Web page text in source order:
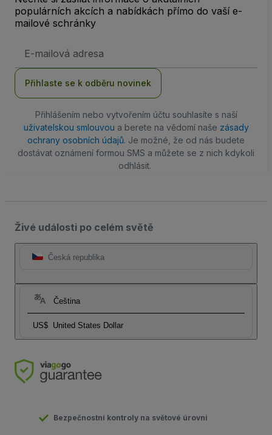
populárních akcích a nabídkách přímo do vaší e-
mailové schránky
adresa
Přihlaste se k odběru novinek
Přihlášením nebo vytvořením účtu souhlasíte s naší
uživatelskou smlouvou a berete na vědomí naše zásady
ochrany osobních údajů. Je možné, že od nás budete
dostávat oznámení formou SMS a můžete se z nich kdykoli
odhlásit.
Živé události po celém světě
Česká republika
Čeština
US$ United States Dollar
Bezpečnostní kontroly na světové úrovni